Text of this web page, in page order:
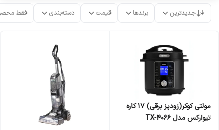
جدیدترین برندها قیمت دسته‌بندی فقط
مولتی کوکر(زودپز برقی) 17 کاره
تیوارکس مدل TX-4066